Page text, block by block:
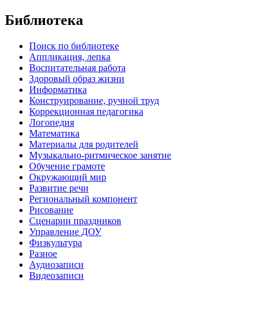
Библиотека
Поиск по библиотеке
Аппликация, лепка
Воспитательная работа
Здоровый образ жизни
Информатика
Конструирование, ручной труд
Коррекционная педагогика
Логопедия
Математика
Материалы для родителей
Музыкально-ритмическое занятие
Обучение грамоте
Окружающий мир
Развитие речи
Региональный компонент
Рисование
Сценарии праздников
Управление ДОУ
Физкультура
Разное
Аудиозаписи
Видеозаписи